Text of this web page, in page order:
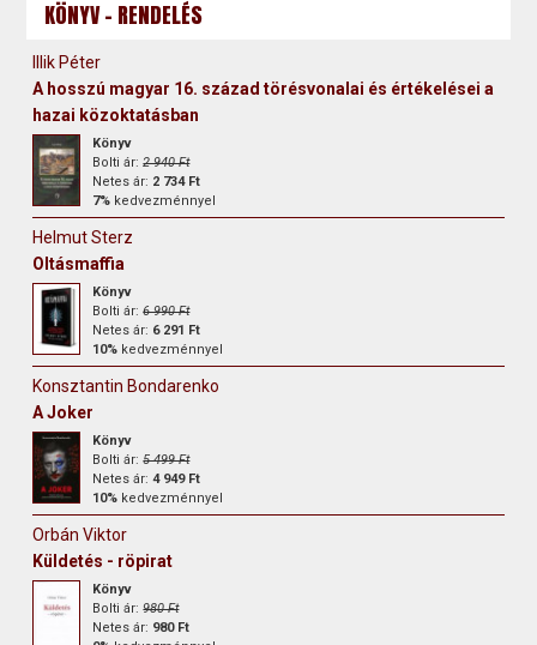
KÖNYV - RENDELÉS
Illik Péter
A hosszú magyar 16. század törésvonalai és értékelései a
hazai közoktatásban
Könyv
Bolti ár:2 940 Ft
Netes ár: 2 734 Ft
7% kedvezménnyel
Helmut Sterz
Oltásmaffia
Könyv
Bolti ár:6 990 Ft
Netes ár: 6 291 Ft
10% kedvezménnyel
Konsztantin Bondarenko
A Joker
Könyv
Bolti ár:5 499 Ft
Netes ár:4 949 Ft
10% kedvezménnyel
Orbán Viktor
Küldetés - röpirat
Könyv
Bolti ár:980 Ft
Netes ár: 980 Ft